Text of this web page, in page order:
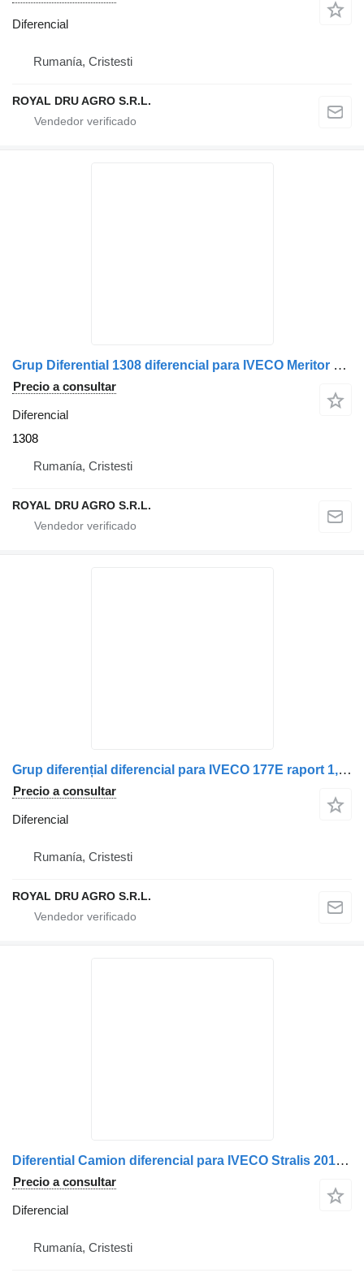
Diferencial
Rumanía, Cristesti
ROYAL DRU AGRO S.R.L.
Grup Diferential 1308 diferencial para IVECO Meritor 177E 13.08 camión
Precio a consultar
Diferencial
1308
Rumanía, Cristesti
ROYAL DRU AGRO S.R.L.
Grup diferențial diferencial para IVECO 177E raport 1,85 camión
Precio a consultar
Diferencial
Rumanía, Cristesti
ROYAL DRU AGRO S.R.L.
Diferential Camion diferencial para IVECO Stralis 2010, Piesa 42560546 camión
Precio a consultar
Diferencial
Rumanía, Cristesti